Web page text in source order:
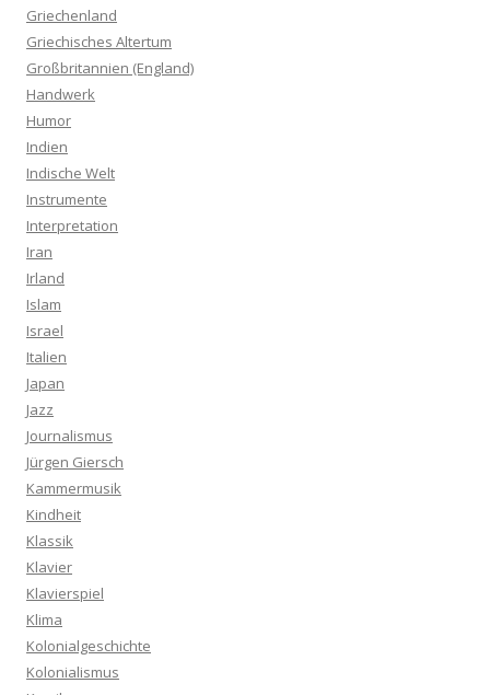
Griechenland
Griechisches Altertum
Großbritannien (England)
Handwerk
Humor
Indien
Indische Welt
Instrumente
Interpretation
Iran
Irland
Islam
Israel
Italien
Japan
Jazz
Journalismus
Jürgen Giersch
Kammermusik
Kindheit
Klassik
Klavier
Klavierspiel
Klima
Kolonialgeschichte
Kolonialismus